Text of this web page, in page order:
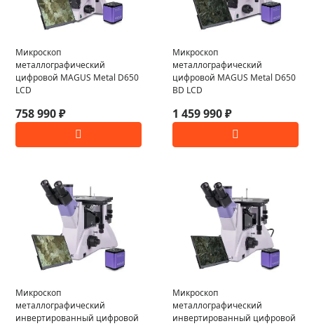
Микроскоп
металлографический
цифровой MAGUS Metal D650
LCD
758 990 ₽
Микроскоп
металлографический
цифровой MAGUS Metal D650
BD LCD
1 459 990 ₽
Микроскоп
металлографический
инвертированный цифровой
Микроскоп
металлографический
инвертированный цифровой